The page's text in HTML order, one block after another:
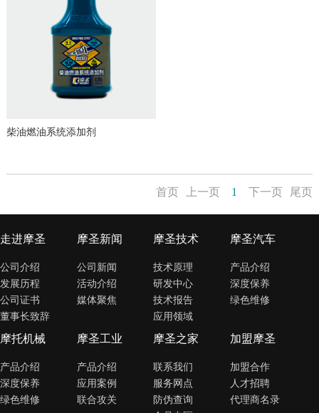
柴油燃油系统添加剂
首页 上一页 1 下一页 尾页
走进摩圣
公司介绍
发展历程
公司证书
董事长致辞
摩圣新闻
公司新闻
活动介绍
媒体聚焦
摩圣技术
技术原理
研发中心
技术报告
应用领域
摩圣汽车
产品介绍
深度保养
绿色维修
摩托机械
产品介绍
深度保养
绿色维修
摩圣工业
产品介绍
应用案例
联合攻关
摩圣之家
联系我们
服务网点
防伪查询
加盟摩圣
加盟合作
人才招聘
代理商名录